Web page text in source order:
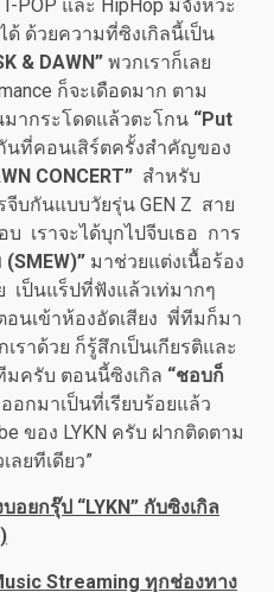
POP และ HipHop มีจังหวะ
ด้วยความที่ซิงเกิลนี้เป็น
& DAWN” พวกเราก็เลย
ก็จะเดือดมาก ตาม
ากระโดดแล้วตะโกน “Put
นที่คอนเสิร์ตครั้งสำคัญของ
CONCERT” สำหรับ
จีบกันแบบวัยรุ่น GEN Z สาย
เราจะได้บุกไปจีบเธอ การ
มาช่วยแต่งเนื้อร้อง
ป็นแร็ปที่ฟังแล้วเท่มากๆ
นเข้าห้องอัดเสียง พี่ทีมก็มา
ราด้วย ก็รู้สึกเป็นเกียรติและ
มครับ ตอนนี้ซิงเกิล “ชอบก็
อกมาเป็นที่เรียบร้อยแล้ว
ของ LYKN ครับ ฝากติดตาม
ยทีเดียว”
อยกรุ๊ป “LYKN” กับซิงเกิล
Streaming ทุกช่องทาง